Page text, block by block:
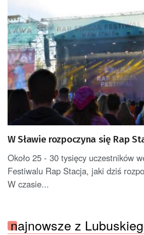
W Sławie rozpoczyna się Rap
Około 25 - 30 tysięcy uczestników
Festiwalu Rap Stacja, jaki dziś
W czasie...
najnowsze z